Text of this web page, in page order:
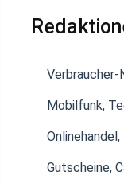
Mobilfunk,
Gutscheine,